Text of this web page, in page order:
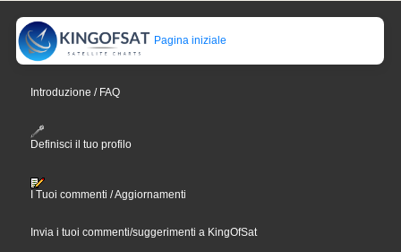
Pagina iniziale
Introduzione / FAQ
Definisci il tuo profilo
I Tuoi commenti / Aggiornamenti
Invia i tuoi commenti/suggerimenti a KingOfSat